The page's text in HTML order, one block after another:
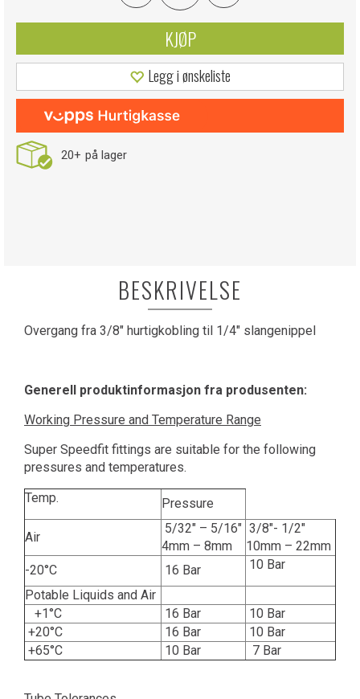
KJØP
Legg i ønskeliste
20+ på lager
BESKRIVELSE
Overgang fra 3/8" hurtigkobling til 1/4" slangenippel
Generell produktinformasjon fra produsenten:
Working Pressure and Temperature Range
Super Speedfit fittings are suitable for the following
pressures and temperatures.
Temp.
Pressure
Air
5/32" – 5/16"
4mm – 8mm
3/8"- 1/2"
10mm – 22mm
-20°C
16 Bar
10 Bar
Potable Liquids and Air
+1°C
16 Bar
10 Bar
+20°C
16 Bar
10 Bar
+65°C
10 Bar 7 Bar